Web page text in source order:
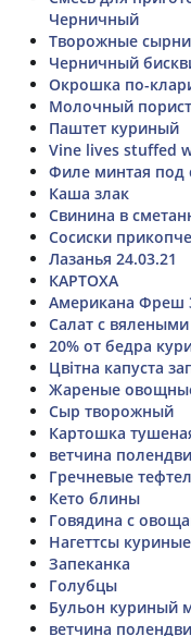
Черничный
Творожные
Черничный
Окрошка по-
Молочный
Паштет куриный
Vine lives stuffed
Филе минтая под
Каша злак
Свинина в
Сосиски
Лазанья 24.03.21
КАРТОХА
Американа Фреш
Салат с
20% от бедра
Цвітна капуста
Жареные
Сыр творожный
Картошка
ветчина
Гречневые
Кето блины
Говядина с
Нагеттсы куриные
Запеканка
Голубцы
Бульон куриный
ветчина